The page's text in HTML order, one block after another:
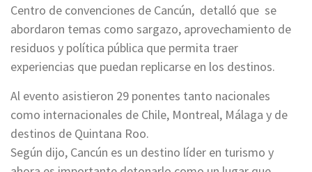
Centro de convenciones de Cancún, detalló que se
abordaron temas como sargazo, aprovechamiento de
residuos y política pública que permita traer
experiencias que puedan replicarse en los destinos.
Al evento asistieron 29 ponentes tanto nacionales
como internacionales de Chile, Montreal, Málaga y de
destinos de Quintana Roo.
Según dijo, Cancún es un destino líder en turismo y